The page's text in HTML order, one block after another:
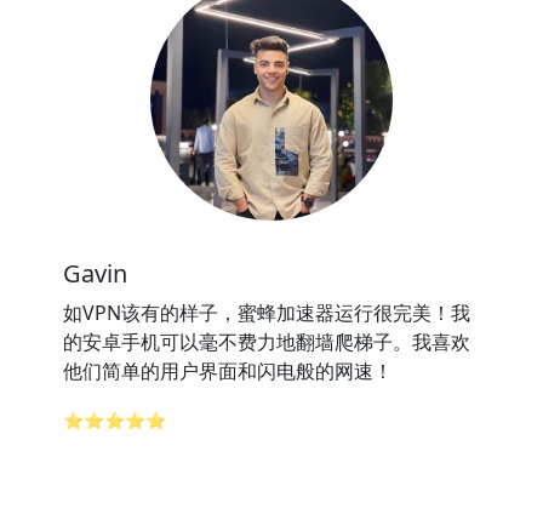
Gavin
如VPN该有的样子，蜜蜂加速器运行很完美！我
的安卓手机可以毫不费力地翻墙爬梯子。我喜欢
他们简单的用户界面和闪电般的网速！
⭐⭐⭐⭐⭐